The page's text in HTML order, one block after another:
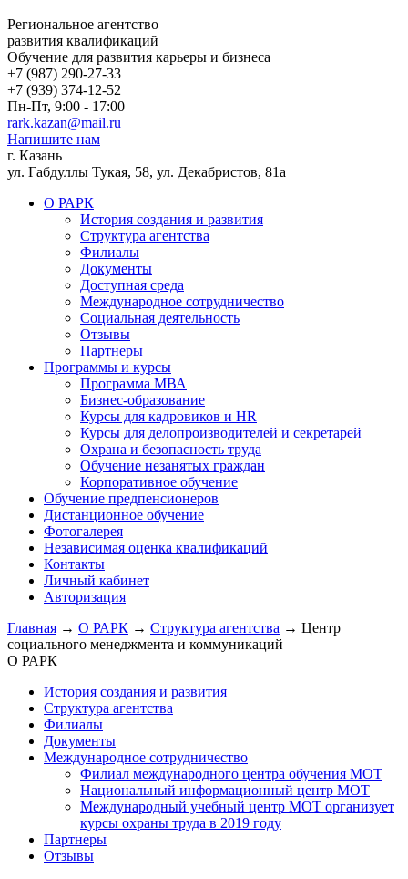
Региональное агентство
развития квалификаций
Обучение для развития карьеры и бизнеса
+7 (987) 290-27-33
+7 (939) 374-12-52
Пн-Пт, 9:00 - 17:00
rark.kazan@mail.ru
Напишите нам
г. Казань
ул. Габдуллы Тукая, 58, ул. Декабристов, 81а
О РАРК
История создания и развития
Структура агентства
Филиалы
Документы
Доступная среда
Международное сотрудничество
Социальная деятельность
Отзывы
Партнеры
Программы и курсы
Программа МВА
Бизнес-образование
Курсы для кадровиков и HR
Курсы для делопроизводителей и секретарей
Охрана и безопасность труда
Обучение незанятых граждан
Корпоративное обучение
Обучение предпенсионеров
Дистанционное обучение
Фотогалерея
Независимая оценка квалификаций
Контакты
Личный кабинет
Авторизация
Главная → О РАРК → Структура агентства → Центр
социального менеджмента и коммуникаций
О РАРК
История создания и развития
Структура агентства
Филиалы
Документы
Международное сотрудничество
Филиал международного центра обучения МОТ
Национальный информационный центр МОТ
Международный учебный центр МОТ организует
курсы охраны труда в 2019 году
Партнеры
Отзывы